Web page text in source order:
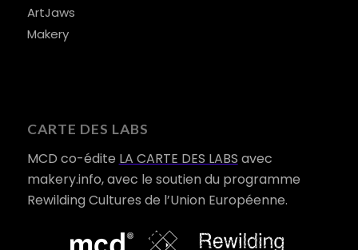
ArtJaws
Makery
CARTE DES LABS
MCD co-édite LA CARTE DES LABS avec
makery.info, avec le soutien du programme
Rewilding Cultures de l’Union Européenne.